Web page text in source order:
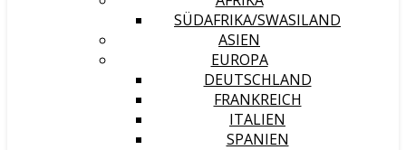
SÜDAFRIKA/SWASILAND
ASIEN
EUROPA
DEUTSCHLAND
FRANKREICH
ITALIEN
SPANIEN